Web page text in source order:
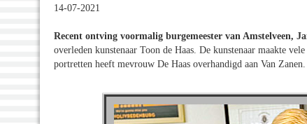
14-07-2021
Recent ontving voormalig burgemeester van Amstelveen,
overleden kunstenaar Toon de Haas. De kunstenaar maakte
portretten heeft mevrouw De Haas overhandigd aan Van